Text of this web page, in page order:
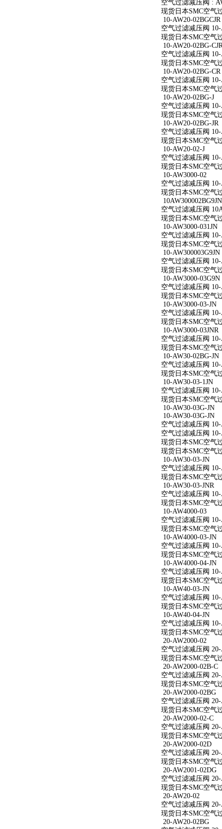
空气过滤减压阀 :
现货日本SMC空气
10-AW20-02BGCJR
空气过滤减压阀 10-
现货日本SMC空气
10-AW20-02BG-
空气过滤减压阀 10-
现货日本SMC空气
10-AW20-02BG-CR
空气过滤减压阀 10-
现货日本SMC空气
10-AW20-02BG-J
空气过滤减压阀 10-
现货日本SMC空气
10-AW20-02BG-JR
空气过滤减压阀 10-
现货日本SMC空气
10-AW20-02-J
空气过滤减压阀 10-
现货日本SMC空气
10-AW3000-02
空气过滤减压阀 10-
现货日本SMC空气
10AW300002BG9JN
空气过滤减压阀
现货日本SMC空气
10-AW3000-031JN
空气过滤减压阀 10-
现货日本SMC空气
10-AW300003G9JN
空气过滤减压阀 10-
现货日本SMC空气
10-AW3000-03G9N
空气过滤减压阀 10-
现货日本SMC空气
10-AW3000-03-JN
空气过滤减压阀 10-
现货日本SMC空气
10-AW3000-03JNR
空气过滤减压阀 10-
现货日本SMC空气
10-AW30-02BG-JN
空气过滤减压阀 10-
现货日本SMC空气
10-AW30-03-1JN
空气过滤减压阀 10-
现货日本SMC空气
10-AW30-03G-JN
10-AW30-03G-JN
空气过滤减压阀 10-
空气过滤减压阀 10-
现货日本SMC空气
现货日本SMC空气
10-AW30-03-JN
空气过滤减压阀 10-
现货日本SMC空气
10-AW30-03-JNR
空气过滤减压阀 10-
现货日本SMC空气
10-AW4000-03
空气过滤减压阀 10-
现货日本SMC空气
10-AW4000-03-JN
空气过滤减压阀 10-
现货日本SMC空气
10-AW4000-04-JN
空气过滤减压阀 10-
现货日本SMC空气
10-AW40-03-JN
空气过滤减压阀 10-
现货日本SMC空气
10-AW40-04-JN
空气过滤减压阀 10-
现货日本SMC空气
20-AW2000-02
空气过滤减压阀 20-
现货日本SMC空气
20-AW2000-02B-C
空气过滤减压阀 20-
现货日本SMC空气
20-AW2000-02BG
空气过滤减压阀 20-
现货日本SMC空气
20-AW2000-02-C
空气过滤减压阀 20-
现货日本SMC空气
20-AW2000-02D
空气过滤减压阀 20-
现货日本SMC空气
20-AW2001-02DG
空气过滤减压阀 20-
现货日本SMC空气
20-AW20-02
空气过滤减压阀 20-
现货日本SMC空气
20-AW20-02BG